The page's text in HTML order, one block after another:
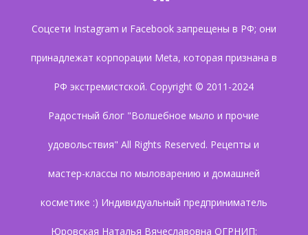
Соцсети Instagram и Facebook запрещены в РФ; они
принадлежат корпорации Meta, которая признана в
РФ экстремистской. Copyright © 2011-2024
Радостный блог "Волшебное мыло и прочие
удовольствия" All Rights Reserved. Рецепты и
мастер-классы по мыловарению и домашней
косметике :) Индивидуальный предприниматель
Юровская Наталья Вячеславовна ОГРНИП: